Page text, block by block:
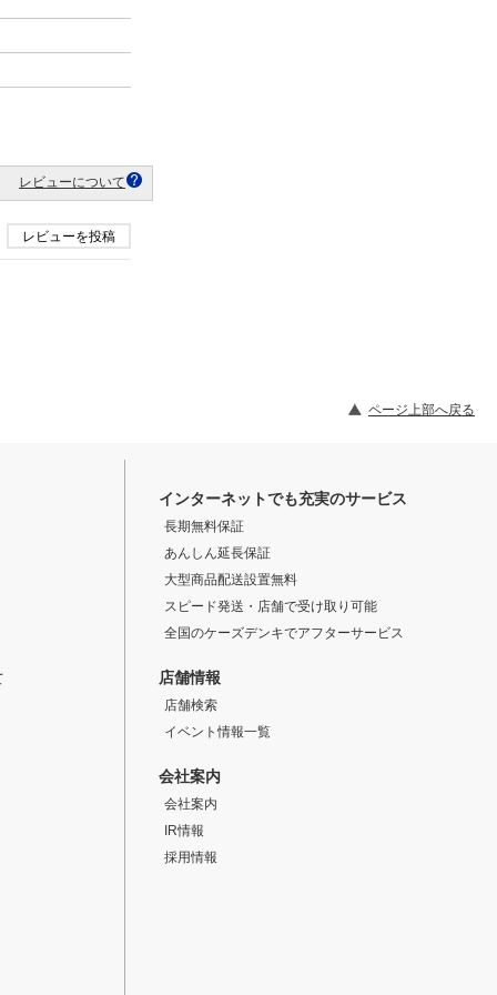
レビューについて
レビューを投稿
ページ上部へ戻る
インターネットでも充実のサービス
長期無料保証
あんしん延長保証
大型商品配送設置無料
スピード発送・店舗で受け取り可能
全国のケーズデンキでアフターサービス
店舗情報
店舗検索
イベント情報一覧
会社案内
会社案内
IR情報
採用情報